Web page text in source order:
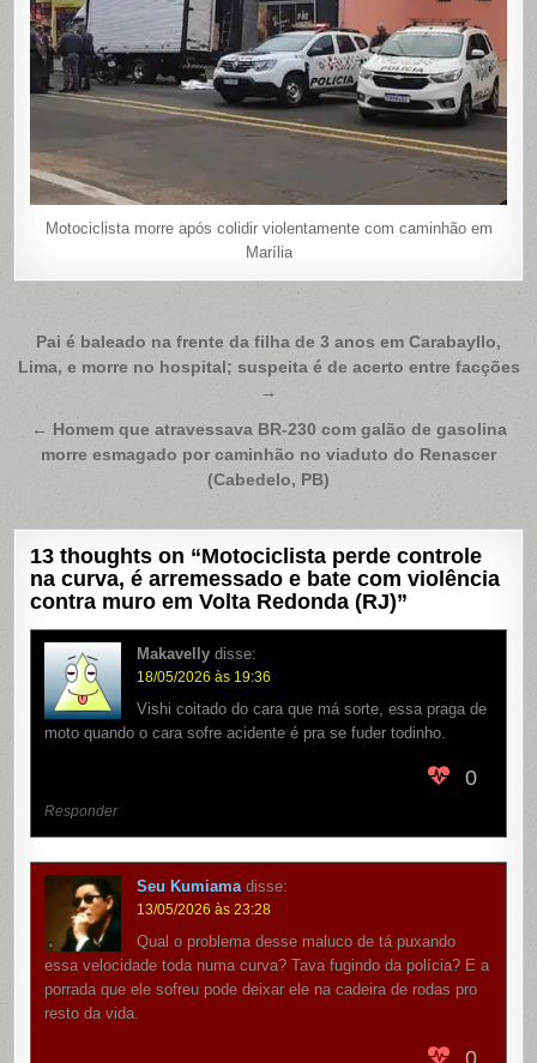
Motociclista morre após colidir violentamente com caminhão em
Marília
Navegação
de
Pai é baleado na frente da filha de 3 anos em Carabayllo,
Lima, e morre no hospital; suspeita é de acerto entre facções
→
← Homem que atravessava BR‑230 com galão de gasolina
morre esmagado por caminhão no viaduto do Renascer
(Cabedelo, PB)
13 thoughts on “Motociclista perde controle
na curva, é arremessado e bate com violência
contra muro em Volta Redonda (RJ)”
Makavelly disse:
18/05/2026 às 19:36
Vishi coitado do cara que má sorte, essa praga de
moto quando o cara sofre acidente é pra se fuder todinho.
0
Responder
Seu Kumiama disse:
13/05/2026 às 23:28
Qual o problema desse maluco de tá puxando
essa velocidade toda numa curva? Tava fugindo da polícia? E a
porrada que ele sofreu pode deixar ele na cadeira de rodas pro
resto da vida.
0